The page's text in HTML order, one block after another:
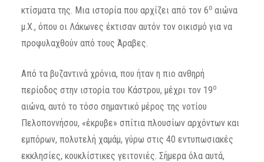
κτίσματα της. Μια ιστορία που αρχίζει από τον 6οαιώνα
μ.Χ., όπου οι Λάκωνες έκτισαν αυτόν τον οικισμό για να
προφυλαχθούν από τους Άραβες.
Από τα βυζαντινά χρόνια, που ήταν η πιο ανθηρή
περίοδος στην ιστορία του Κάστρου, μέχρι τον 19ο
αιώνα, αυτό το τόσο σημαντικό μέρος της νοτίου
Πελοποννήσου, «έκρυβε» σπίτια πλουσίων αρχόντων και
εμπόρων, πολυτελή χαμάμ, γύρω στις 40 εντυπωσιακές
εκκλησίες, κουκλίστικες γειτονιές. Σήμερα όλα αυτά,